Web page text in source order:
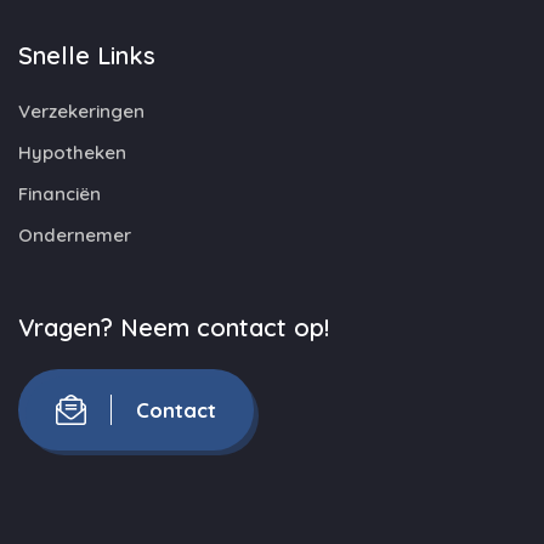
Snelle Links
Verzekeringen
Hypotheken
Financiën
Ondernemer
Vragen? Neem contact op!
Contact